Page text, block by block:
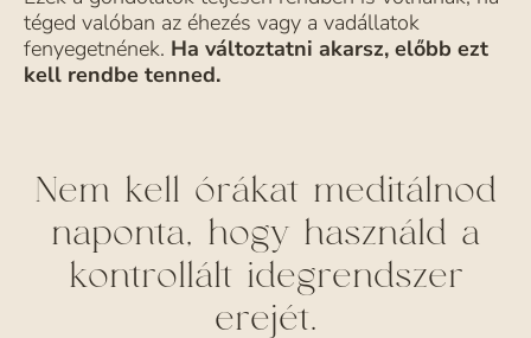
téged valóban az éhezés vagy a vadállatok
fenyegetnének. Ha változtatni akarsz, előbb ezt
kell rendbe tenned.
Nem kell órákat meditálnod
naponta, hogy használd a
kontrollált idegrendszer
erejét.